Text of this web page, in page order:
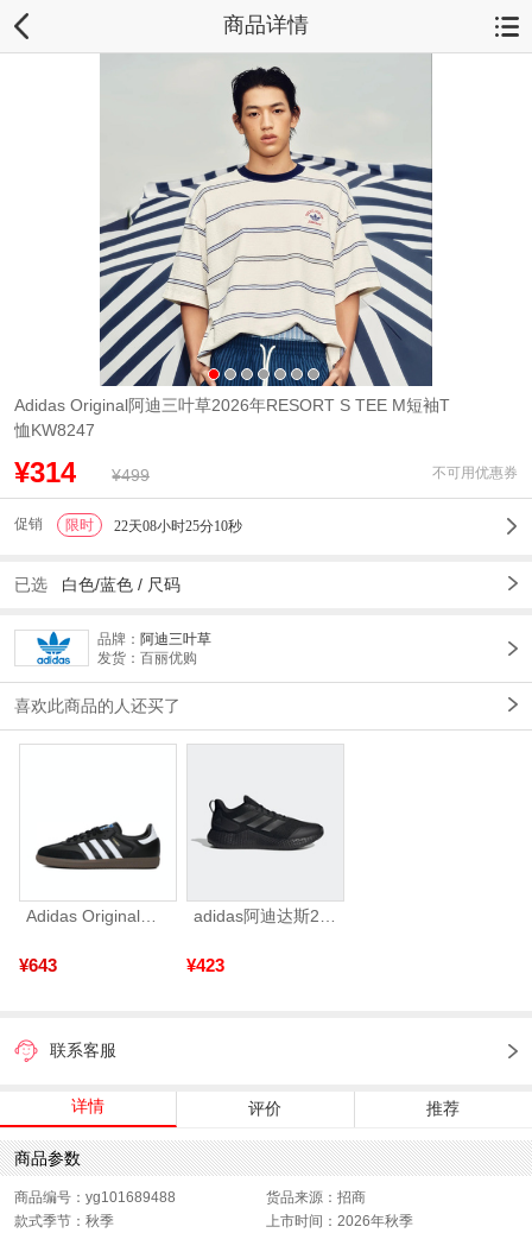
商品详情
Adidas Original阿迪三叶草2026年RESORT S TEE M短袖T
恤KW8247
¥314 ¥499 不可用优惠券
促销 限时 22天08小时25分09秒
已选 白色/蓝色 / 尺码
品牌： 阿迪三叶草
发货：百丽优购
喜欢此商品的人还买了
Adidas Original阿迪三叶草2026年SAMBA OG运动休闲鞋B75807
¥643
adidas阿迪达斯2025中性edge gamedaySPW FTW-跑步GW2499
¥423
联系客服
详情 评价 推荐
商品参数
商品编号：yg101689488
货品来源：招商
款式季节：秋季
上市时间：2026年秋季